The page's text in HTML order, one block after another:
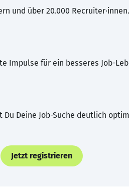
und über 20.000 Recruiter·innen.
Impulse für ein besseres Job-
Deine Job-Suche deutlich
Jetzt registrieren